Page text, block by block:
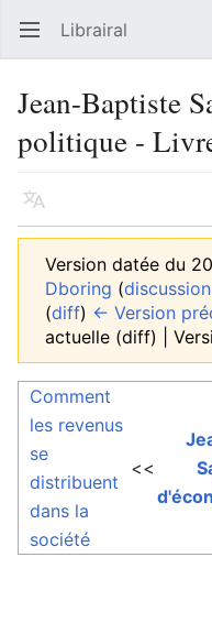
Ouvrir le menu principal Librairal
Jean-Baptiste
politique -
Langue
Version datée du
Dboring (discussion
(diff) ← Version
actuelle (diff) |
Comment
les revenus
se
distribuent
dans la
société
<<